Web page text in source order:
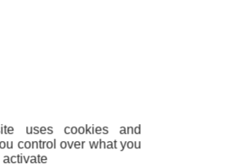
uses cookies and
control over what you